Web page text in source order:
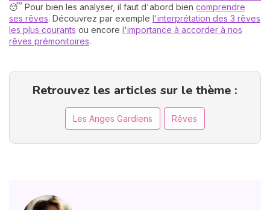
😴 Pour bien les analyser, il faut d'abord bien comprendre
ses rêves. Découvrez par exemple l'interprétation des 3 rêves
les plus courants ou encore l'importance à accorder à nos
rêves prémonitoires.
Retrouvez les articles sur le thème :
Les Anges Gardiens Rêves